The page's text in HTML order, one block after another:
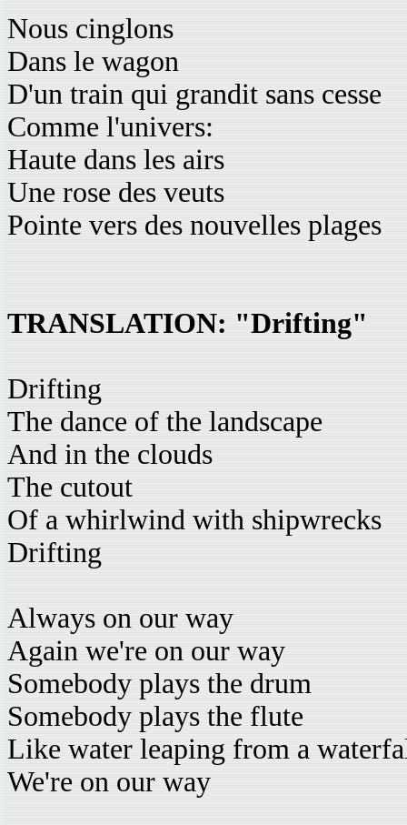
Nous cinglons
Dans le wagon
D'un train qui grandit sans cesse
Comme l'univers:
Haute dans les airs
Une rose des veuts
Pointe vers des nouvelles plages
TRANSLATION: "Drifting"
Drifting
The dance of the landscape
And in the clouds
The cutout
Of a whirlwind with shipwrecks
Drifting
Always on our way
Again we're on our way
Somebody plays the drum
Somebody plays the flute
Like water leaping from a
We're on our way